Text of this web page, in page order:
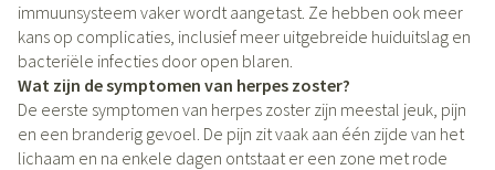
immuunsysteem vaker wordt aangetast. Ze hebben ook meer
kans op complicaties, inclusief meer uitgebreide huiduitslag en
bacteriële infecties door open blaren.
Wat zijn de symptomen van herpes zoster?
De eerste symptomen van herpes zoster zijn meestal jeuk, pijn
en een branderig gevoel. De pijn zit vaak aan één zijde van het
lichaam en na enkele dagen ontstaat er een zone met rode